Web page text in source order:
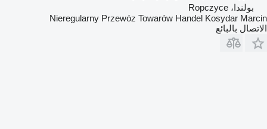
بولندا، Ropczyce
Nieregularny Przewóz Towarów Handel Kosydar Marcin
الاتصال بالبائع